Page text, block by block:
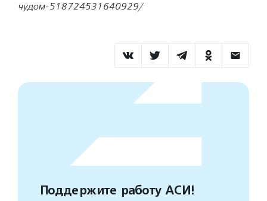
чудом-518724531640929/
Поддержите работу АСИ!